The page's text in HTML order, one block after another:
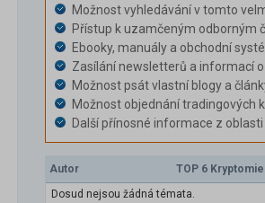
Možnost vyhledávání v tomto
Přístup k uzamčeným odborným
Ebooky, manuály a obchodní
Zasílání newsletterů a informací
Možnost psát vlastní blogy a
Možnost objednání tradingových
Další přínosné informace z
Autor TOP 6
Dosud nejsou žádná témata.